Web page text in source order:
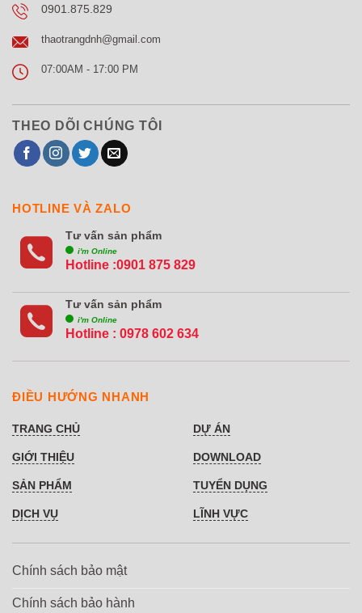
0901.875.829
thaotrangdnh@gmail.com
07:00AM - 17:00 PM
THEO DÕI CHÚNG TÔI
HOTLINE VÀ ZALO
Tư vấn sản phẩm
i'm Online
Hotline :0901 875 829
Tư vấn sản phẩm
i'm Online
Hotline : 0978 602 634
ĐIỀU HƯỚNG NHANH
TRANG CHỦ
GIỚI THIỆU
SẢN PHẨM
DỊCH VỤ
DỰ ÁN
DOWNLOAD
TUYỂN DỤNG
LĨNH VỰC
Chính sách bảo mật
Chính sách bảo hành